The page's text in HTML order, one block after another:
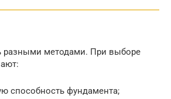
разными методами. При выборе
способность фундамента;